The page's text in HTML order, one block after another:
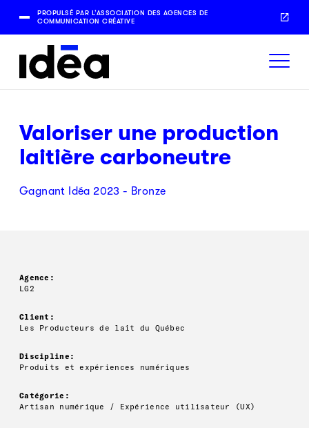
PROPULSÉ PAR L’ASSOCIATION DES AGENCES DE
COMMUNICATION CRÉATIVE
Valoriser une production
laitière carboneutre
Gagnant Idéa 2023 - Bronze
Agence:
LG2
Client:
Les Producteurs de lait du Québec
Discipline:
Produits et expériences numériques
Catégorie:
Artisan numérique / Expérience utilisateur (UX)